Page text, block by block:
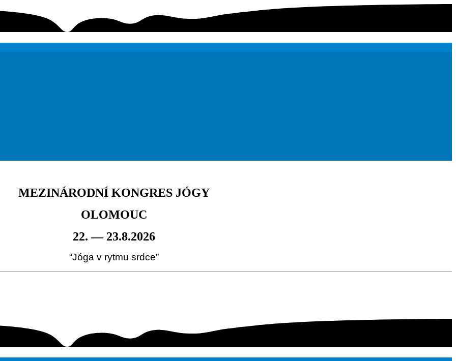
MEZINÁRODNÍ KONGRES JÓGY
OLOMOUC
22. — 23.8.2026
“Jóga v rytmu srdce”